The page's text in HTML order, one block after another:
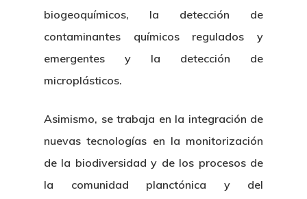
biogeoquímicos, la detección de
contaminantes químicos regulados y
emergentes y la detección de
microplásticos.
Asimismo, se trabaja en la integración de
nuevas tecnologías en la monitorización
de la biodiversidad y de los procesos de
la comunidad planctónica y del